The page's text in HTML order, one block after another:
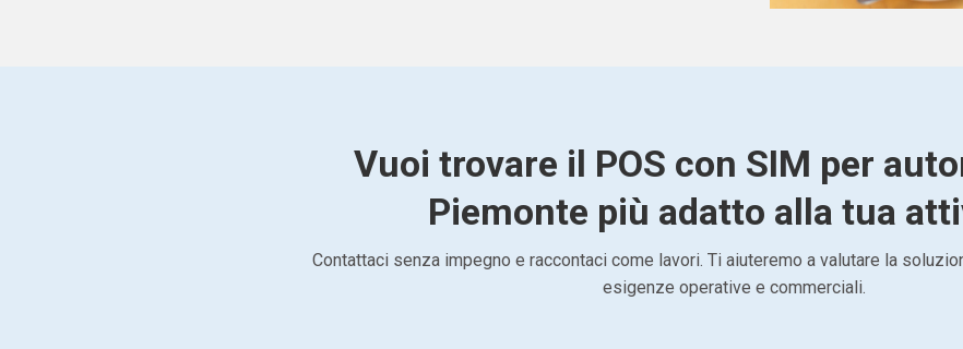
Vuoi trovare il POS con SIM per
Piemonte più adatto alla tua
Contattaci senza impegno e raccontaci come lavori. Ti aiuteremo a valutare la
esigenze operative e commerciali.